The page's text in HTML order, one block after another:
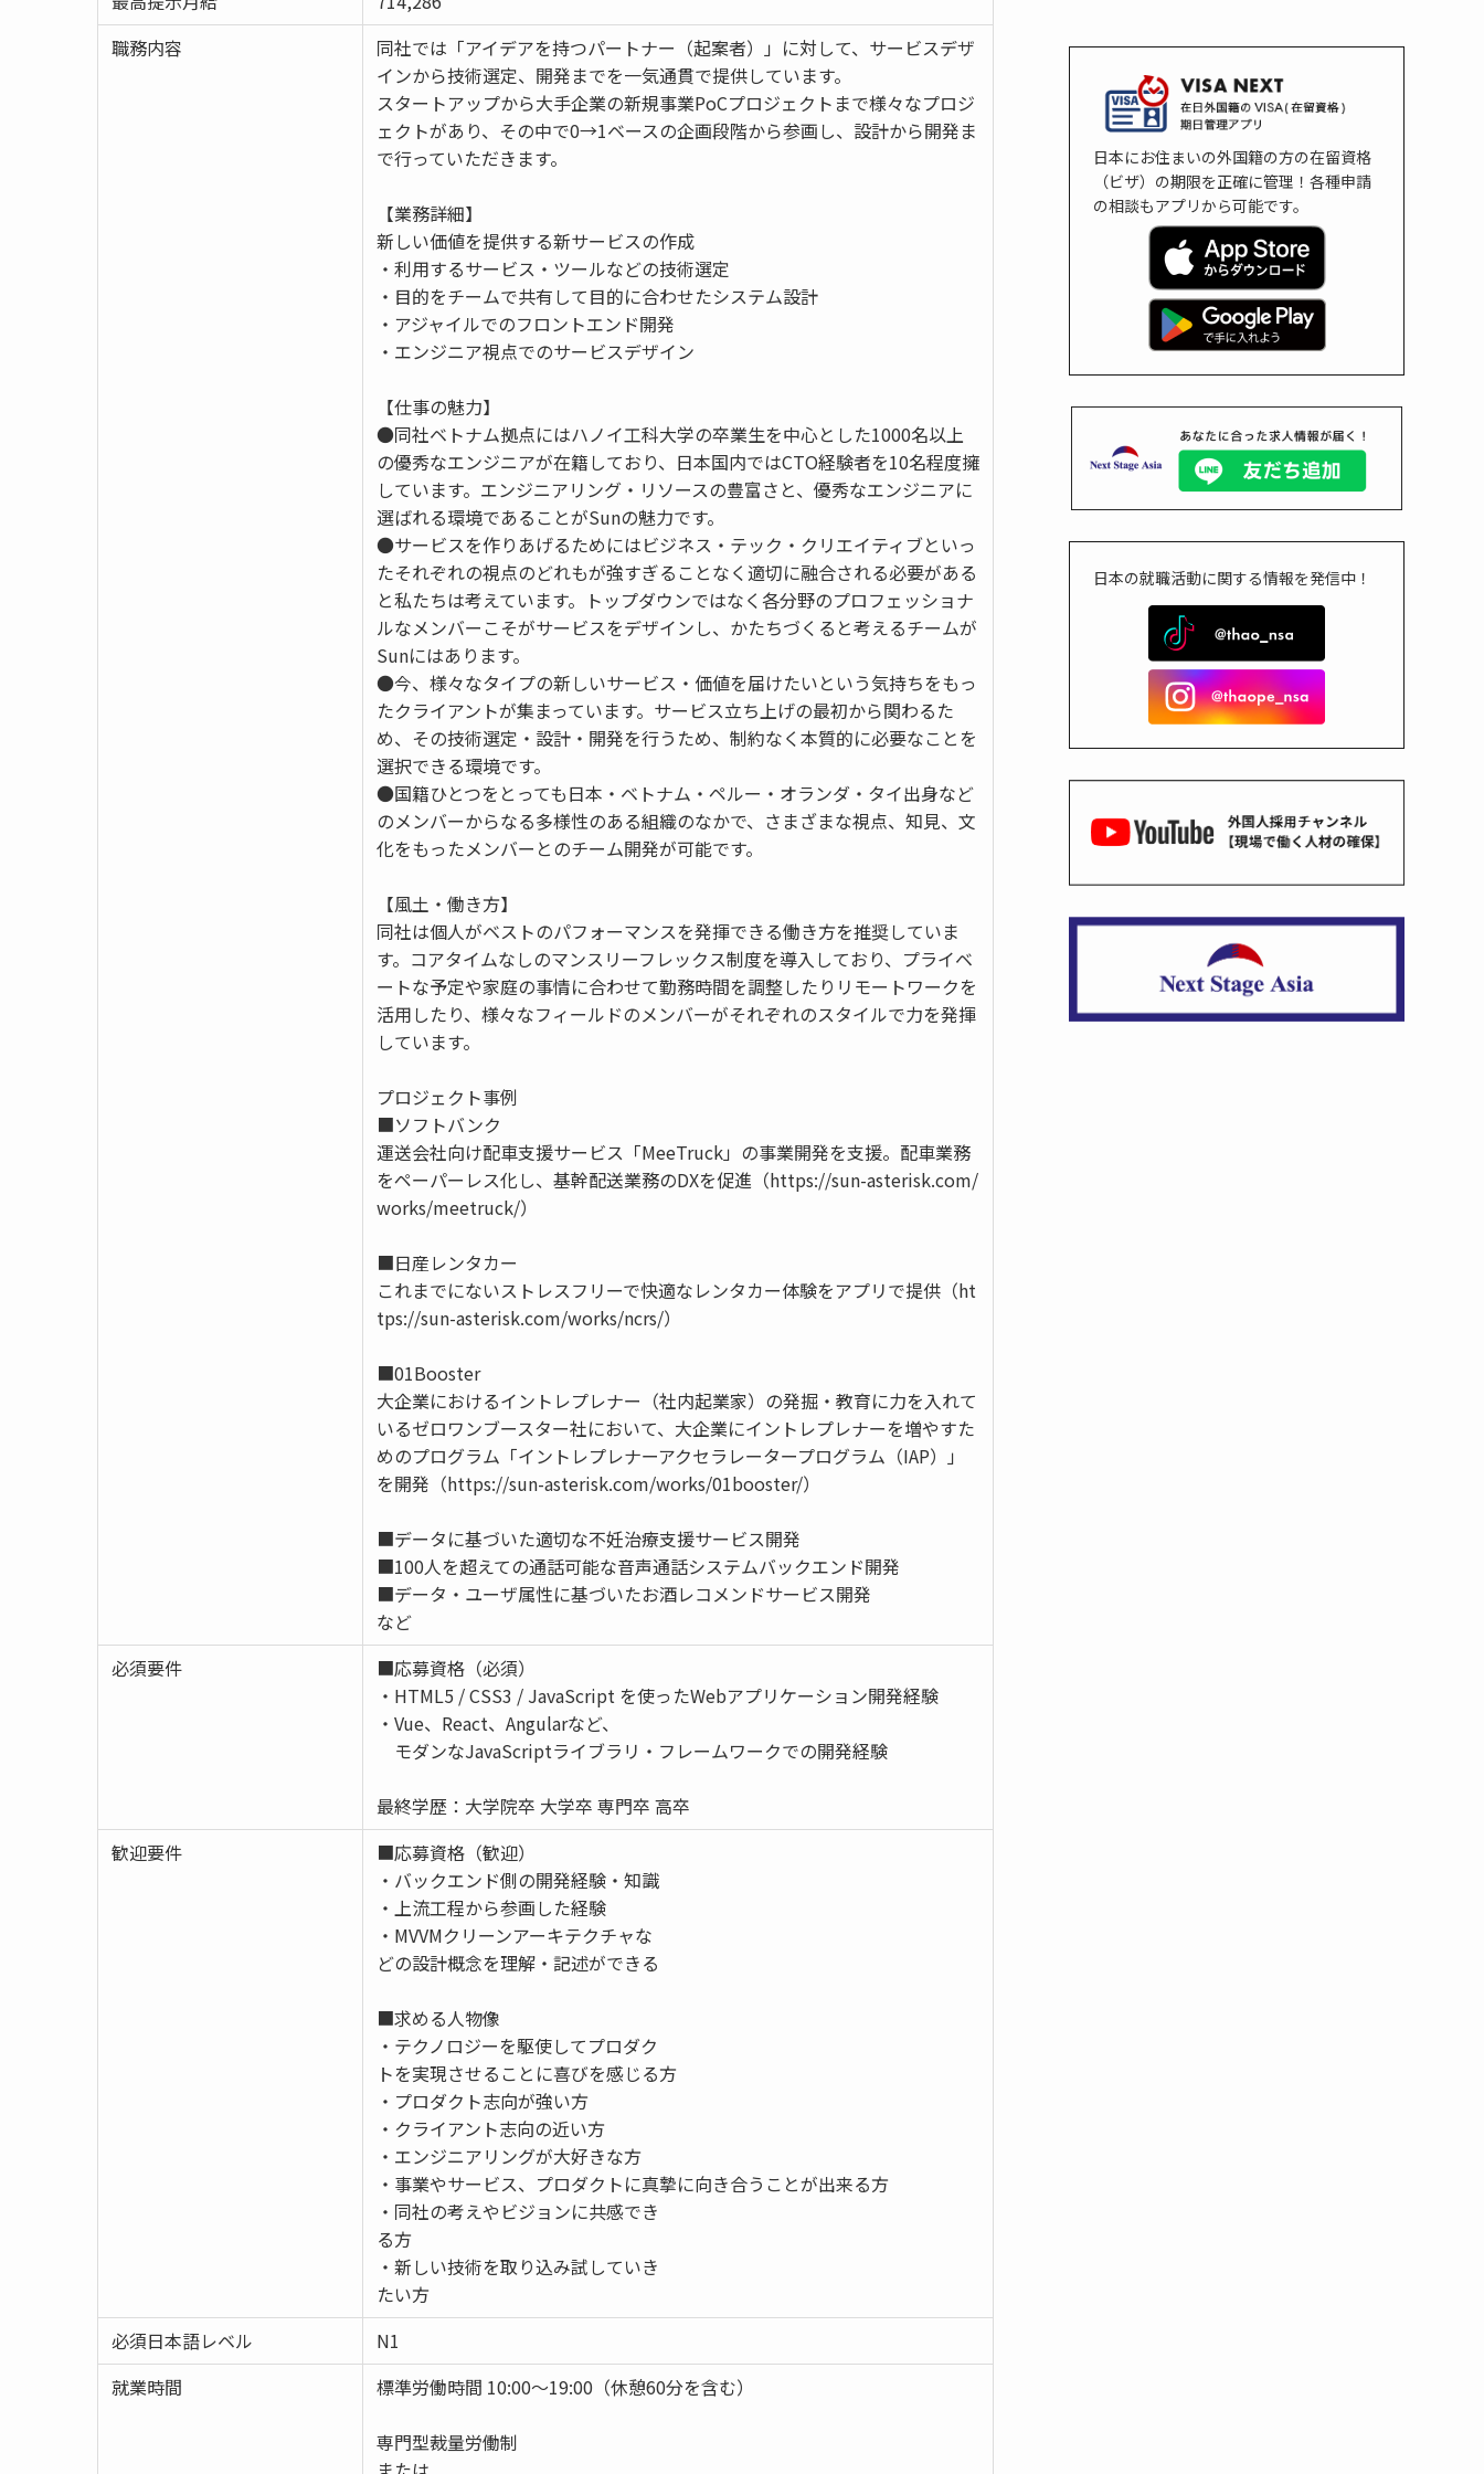
職務内容
同社では「アイデアを持つパートナー（起案者）」に対して、サービスデザ
インから技術選定、開発までを一気通貫で提供しています。
スタートアップから大手企業の新規事業PoCプロジェクトまで様々なプロジ
ェクトがあり、その中で0→1ベースの企画段階から参画し、設計から開発ま
で行っていただきます。
【業務詳細】
新しい価値を提供する新サービスの作成
・利用するサービス・ツールなどの技術選定
・目的をチームで共有して目的に合わせたシステム設計
・アジャイルでのフロントエンド開発
・エンジニア視点でのサービスデザイン
【仕事の魅力】
●同社ベトナム拠点にはハノイ工科大学の卒業生を中心とした1000名以上
の優秀なエンジニアが在籍しており、日本国内ではCTO経験者を10名程度擁
しています。エンジニアリング・リソースの豊富さと、優秀なエンジニアに
選ばれる環境であることがSunの魅力です。
●サービスを作りあげるためにはビジネス・テック・クリエイティブといっ
たそれぞれの視点のどれもが強すぎることなく適切に融合される必要がある
と私たちは考えています。トップダウンではなく各分野のプロフェッショナ
ルなメンバーこそがサービスをデザインし、かたちづくると考えるチームが
Sunにはあります。
●今、様々なタイプの新しいサービス・価値を届けたいという気持ちをもっ
たクライアントが集まっています。サービス立ち上げの最初から関わるた
め、その技術選定・設計・開発を行うため、制約なく本質的に必要なことを
選択できる環境です。
●国籍ひとつをとっても日本・ベトナム・ペルー・オランダ・タイ出身など
のメンバーからなる多様性のある組織のなかで、さまざまな視点、知見、文
化をもったメンバーとのチーム開発が可能です。
【風土・働き方】
同社は個人がベストのパフォーマンスを発揮できる働き方を推奨していま
す。コアタイムなしのマンスリーフレックス制度を導入しており、プライベ
ートな予定や家庭の事情に合わせて勤務時間を調整したりリモートワークを
活用したり、様々なフィールドのメンバーがそれぞれのスタイルで力を発揮
しています。
プロジェクト事例
■ソフトバンク
運送会社向け配車支援サービス「MeeTruck」の事業開発を支援。配車業務
をペーパーレス化し、基幹配送業務のDXを促進（https://sun-asterisk.com/
works/meetruck/）
■日産レンタカー
これまでにないストレスフリーで快適なレンタカー体験をアプリで提供（ht
tps://sun-asterisk.com/works/ncrs/）
■01Booster
大企業におけるイントレプレナー（社内起業家）の発掘・教育に力を入れて
いるゼロワンブースター社において、大企業にイントレプレナーを増やすた
めのプログラム「イントレプレナーアクセラレータープログラム（IAP）」
を開発（https://sun-asterisk.com/works/01booster/）
■データに基づいた適切な不妊治療支援サービス開発
■100人を超えての通話可能な音声通話システムバックエンド開発
■データ・ユーザ属性に基づいたお酒レコメンドサービス開発
など
必須要件
■応募資格（必須）
・HTML5 / CSS3 / JavaScript を使ったWebアプリケーション開発経験
・Vue、React、Angularなど、
モダンなJavaScriptライブラリ・フレームワークでの開発経験
最終学歴：大学院卒 大学卒 専門卒 高卒
歓迎要件
■応募資格（歓迎）
・バックエンド側の開発経験・知識
・上流工程から参画した経験
・MVVMクリーンアーキテクチャな
どの設計概念を理解・記述ができる
■求める人物像
・テクノロジーを駆使してプロダク
トを実現させることに喜びを感じる方
・プロダクト志向が強い方
・クライアント志向の近い方
・エンジニアリングが大好きな方
・事業やサービス、プロダクトに真摯に向き合うことが出来る方
・同社の考えやビジョンに共感でき
る方
・新しい技術を取り込み試していき
たい方
必須日本語レベル
N1
就業時間
標準労働時間 10:00～19:00（休憩60分を含む）
専門型裁量労働制
日本にお住まいの外国籍の方の在留資格
（ビザ）の期限を正確に管理！各種申請
の相談もアプリから可能です。
日本の就職活動に関する情報を発信中！